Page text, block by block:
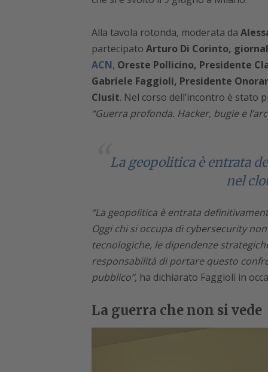
Alla tavola rotonda, moderata da
partecipato Arturo Di Corinto,
ACN, Oreste Pollicino, Presidente
Gabriele Faggioli, Presidente
Clusit. Nel corso dell’incontro è stato
“Guerra profonda. Hacker, bugie e
La geopolitica è entrata
nel
“La geopolitica è entrata
Oggi chi si occupa di cybersecurity
tecnologiche, le dipendenze
responsabilità di portare questo
pubblico”, ha dichiarato Faggioli in
La guerra che non si vede